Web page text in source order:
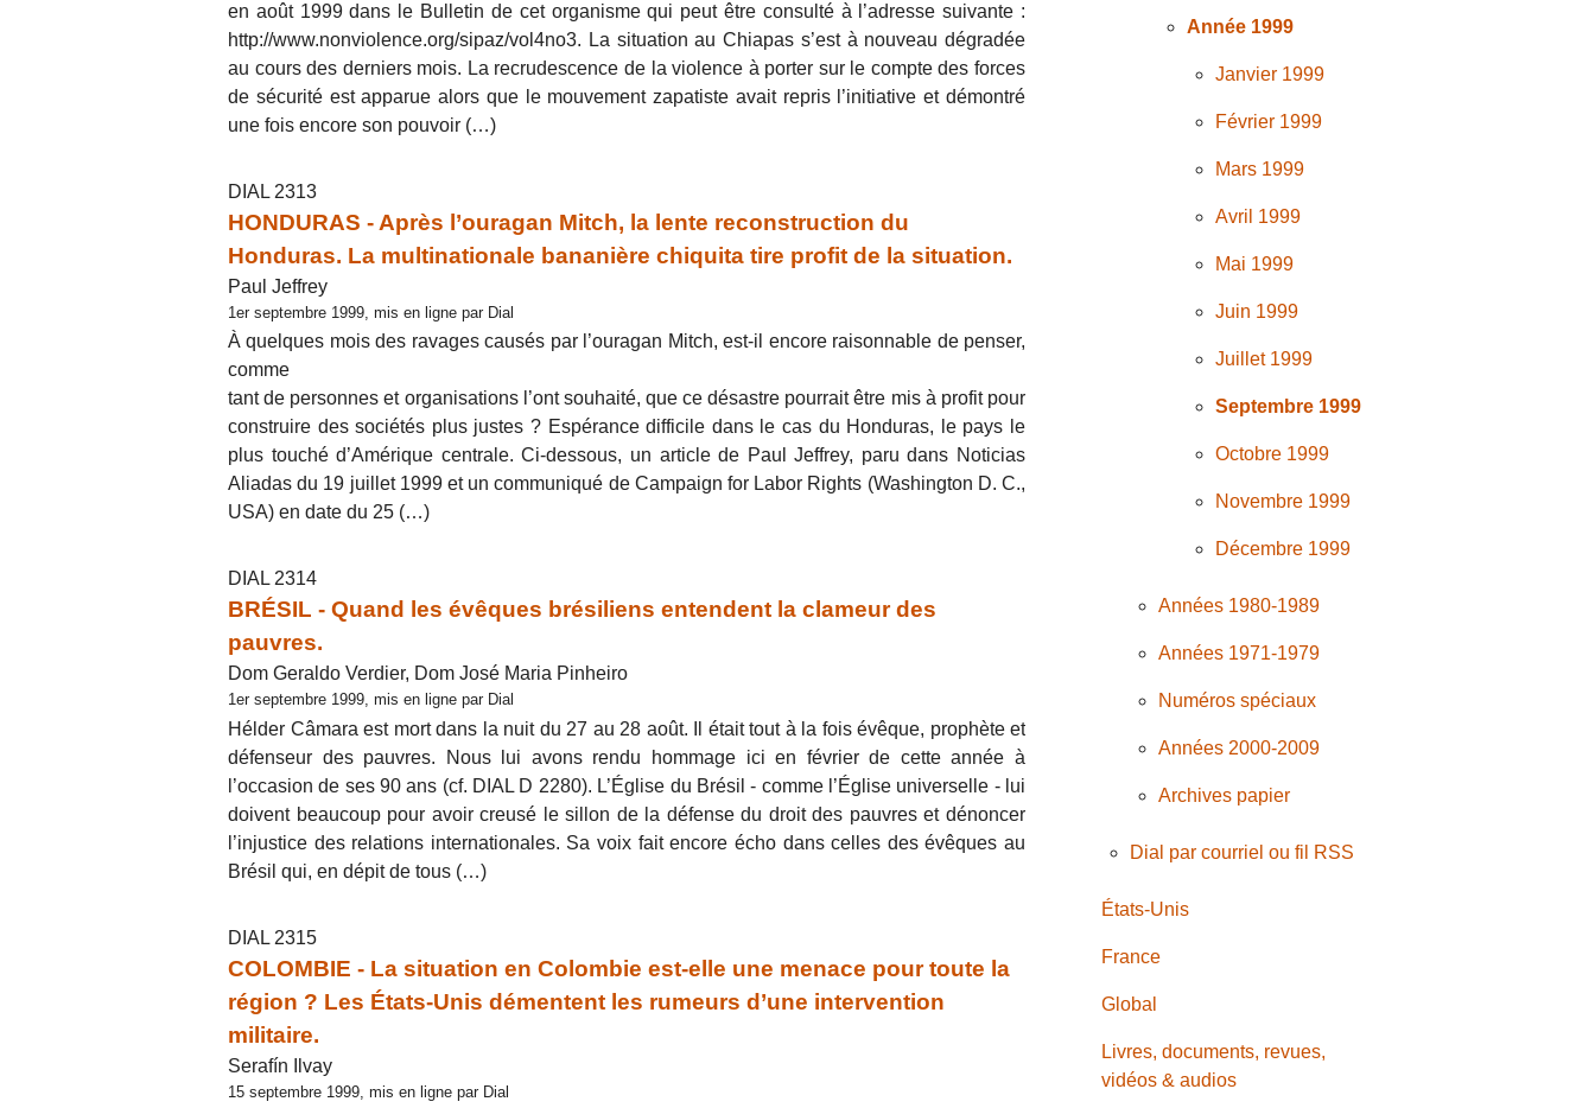
en août 1999 dans le Bulletin de cet organisme qui peut être consulté à l’adresse suivante :
http://www.nonviolence.org/sipaz/vol4no3. La situation au Chiapas s’est à nouveau dégradée
au cours des derniers mois. La recrudescence de la violence à porter sur le compte des forces
de sécurité est apparue alors que le mouvement zapatiste avait repris l’initiative et démontré
une fois encore son pouvoir (…)
DIAL 2313
HONDURAS - Après l’ouragan Mitch, la lente reconstruction du
Honduras. La multinationale bananière chiquita tire profit de la situation.
Paul Jeffrey
1er septembre 1999, mis en ligne par Dial
À quelques mois des ravages causés par l’ouragan Mitch, est-il encore raisonnable de penser,
comme
tant de personnes et organisations l’ont souhaité, que ce désastre pourrait être mis à profit pour
construire des sociétés plus justes ? Espérance difficile dans le cas du Honduras, le pays le
plus touché d’Amérique centrale. Ci-dessous, un article de Paul Jeffrey, paru dans Noticias
Aliadas du 19 juillet 1999 et un communiqué de Campaign for Labor Rights (Washington D. C.,
USA) en date du 25 (…)
DIAL 2314
BRÉSIL - Quand les évêques brésiliens entendent la clameur des
pauvres.
Dom Geraldo Verdier, Dom José Maria Pinheiro
1er septembre 1999, mis en ligne par Dial
Hélder Câmara est mort dans la nuit du 27 au 28 août. Il était tout à la fois évêque, prophète et
défenseur des pauvres. Nous lui avons rendu hommage ici en février de cette année à
l’occasion de ses 90 ans (cf. DIAL D 2280). L’Église du Brésil - comme l’Église universelle - lui
doivent beaucoup pour avoir creusé le sillon de la défense du droit des pauvres et dénoncer
l’injustice des relations internationales. Sa voix fait encore écho dans celles des évêques au
Brésil qui, en dépit de tous (…)
DIAL 2315
COLOMBIE - La situation en Colombie est-elle une menace pour toute la
région ? Les États-Unis démentent les rumeurs d’une intervention
militaire.
Serafín Ilvay
15 septembre 1999, mis en ligne par Dial
Année 1999
Janvier 1999
Février 1999
Mars 1999
Avril 1999
Mai 1999
Juin 1999
Juillet 1999
Septembre 1999
Octobre 1999
Novembre 1999
Décembre 1999
Années 1980-1989
Années 1971-1979
Numéros spéciaux
Années 2000-2009
Archives papier
Dial par courriel ou fil RSS
États-Unis
France
Global
Livres, documents, revues,
vidéos & audios